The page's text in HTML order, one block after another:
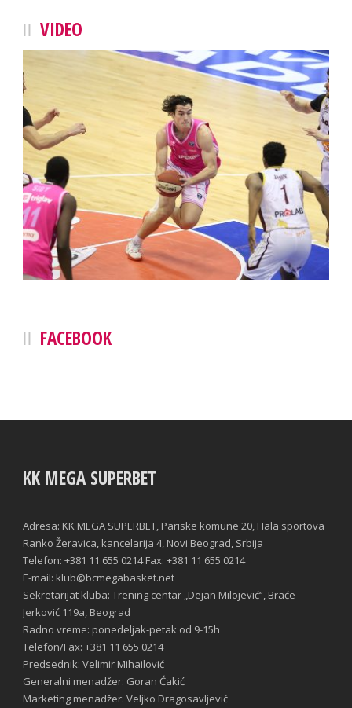
VIDEO
FACEBOOK
KK MEGA SUPERBET
Adresa: KK MEGA SUPERBET, Pariske komune 20, Hala sportova
Ranko Žeravica, kancelarija 4, Novi Beograd, Srbija
Telefon: +381 11 655 0214 Fax: +381 11 655 0214
E-mail: klub@bcmegabasket.net
Sekretarijat kluba: Trening centar „Dejan Milojević“, Braće
Jerković 119a, Beograd
Radno vreme: ponedeljak-petak od 9-15h
Telefon/Fax: +381 11 655 0214
Predsednik: Velimir Mihailović
Generalni menadžer: Goran Ćakić
Marketing menadžer: Veljko Dragosavljević